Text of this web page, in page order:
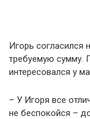
Игорь согласился
требуемую сумму.
интересовался у
– У Игоря все
не беспокойся –